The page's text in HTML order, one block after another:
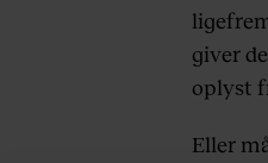
giver
oplyst
Eller